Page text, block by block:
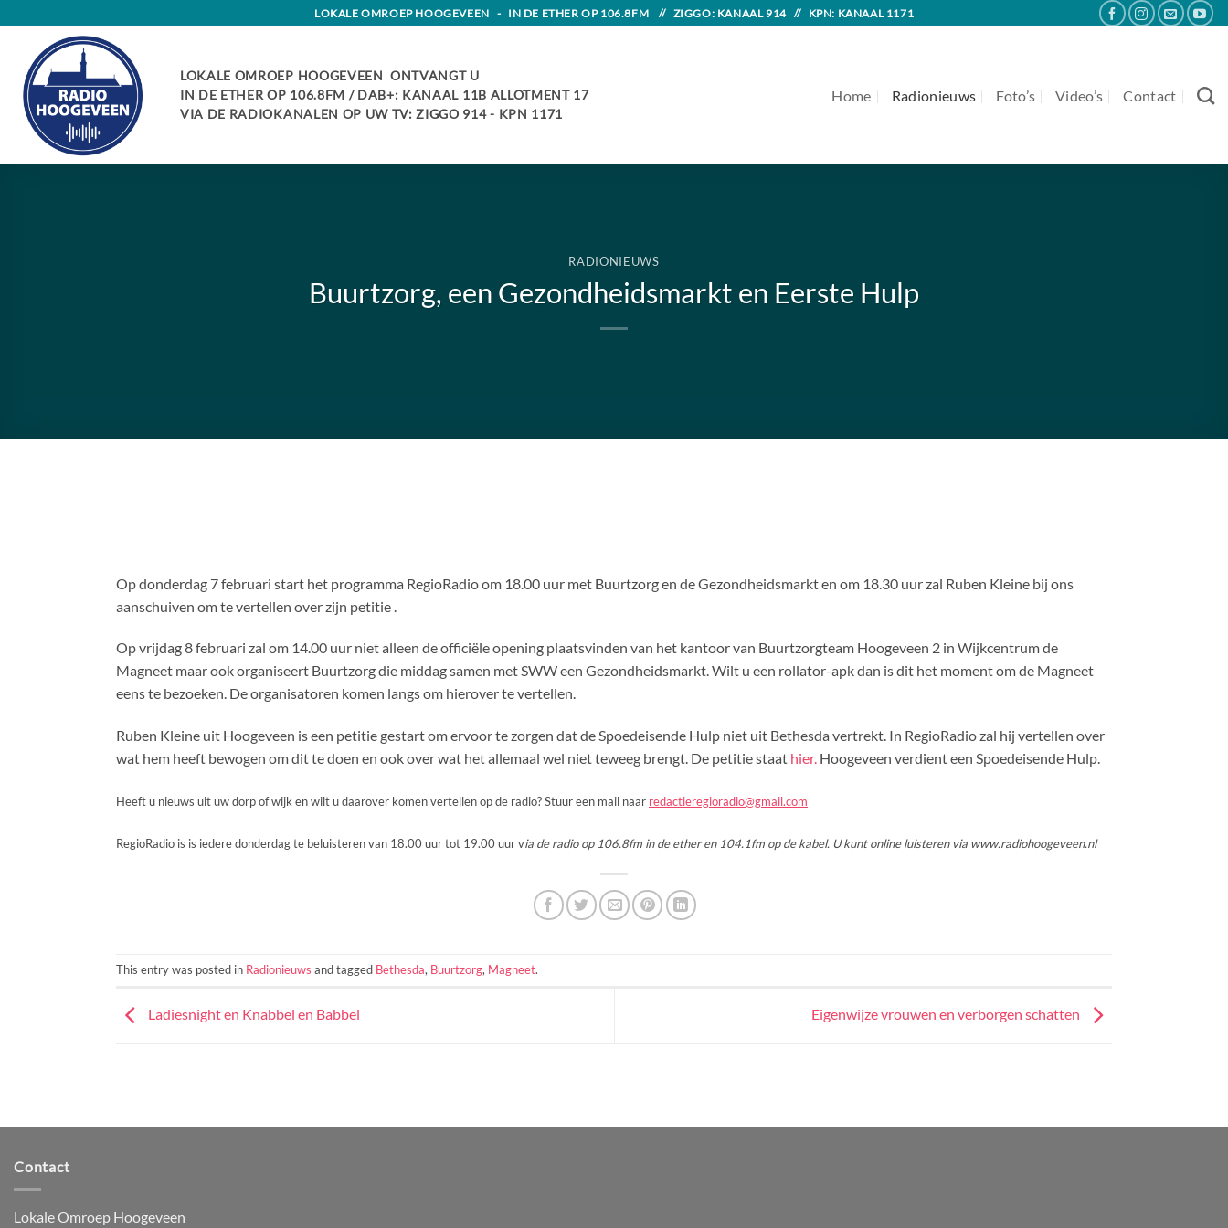
content
LOKALE OMROEP HOOGEVEEN - IN DE ETHER OP 106.8FM // ZIGGO: KANAAL 914 // KPN: KANAAL 1171
LOKALE OMROEP HOOGEVEEN ONTVANGT U
IN DE ETHER OP 106.8FM / DAB+: KANAAL 11B ALLOTMENT 17
VIA DE RADIOKANALEN OP UW TV: ZIGGO 914 - KPN 1171
Home Radionieuws Foto’s Video’s Contact
RADIONIEUWS
Buurtzorg, een Gezondheidsmarkt en Eerste Hulp
Op donderdag 7 februari start het programma RegioRadio om 18.00 uur met Buurtzorg en de Gezondheidsmarkt en om 18.30 uur zal Ruben Kleine bij ons
aanschuiven om te vertellen over zijn petitie .
Op vrijdag 8 februari zal om 14.00 uur niet alleen de officiële opening plaatsvinden van het kantoor van Buurtzorgteam Hoogeveen 2 in Wijkcentrum de
Magneet maar ook organiseert Buurtzorg die middag samen met SWW een Gezondheidsmarkt. Wilt u een rollator-apk dan is dit het moment om de Magneet
eens te bezoeken. De organisatoren komen langs om hierover te vertellen.
Ruben Kleine uit Hoogeveen is een petitie gestart om ervoor te zorgen dat de Spoedeisende Hulp niet uit Bethesda vertrekt. In RegioRadio zal hij vertellen over
wat hem heeft bewogen om dit te doen en ook over wat het allemaal wel niet teweeg brengt. De petitie staat hier. Hoogeveen verdient een Spoedeisende Hulp.
Heeft u nieuws uit uw dorp of wijk en wilt u daarover komen vertellen op de radio? Stuur een mail naar redactieregioradio@gmail.com
RegioRadio is is iedere donderdag te beluisteren van 18.00 uur tot 19.00 uur via de radio op 106.8fm in de ether en 104.1fm op de kabel. U kunt online luisteren via www.radiohoogeveen.nl
This entry was posted in Radionieuws and tagged Bethesda, Buurtzorg, Magneet.
Ladiesnight en Knabbel en Babbel Eigenwijze vrouwen en verborgen schatten
Contact
Lokale Omroep Hoogeveen